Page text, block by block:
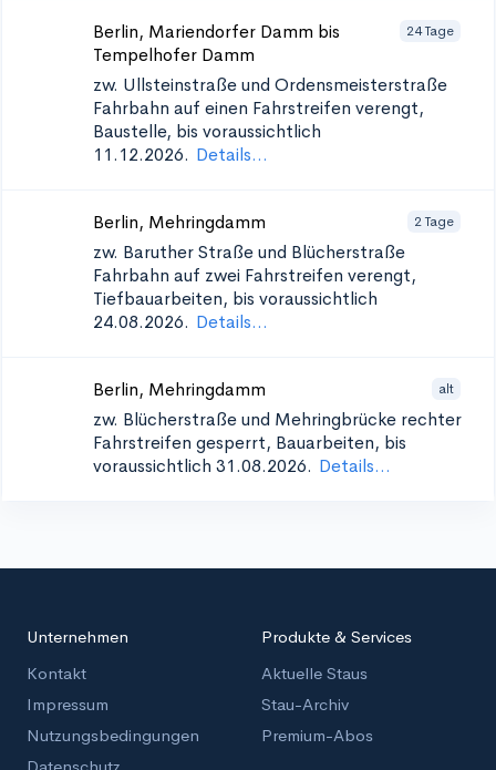
Berlin, Mariendorfer Damm bis
Tempelhofer Damm
24 Tage
zw. Ullsteinstraße und Ordensmeisterstraße
Fahrbahn auf einen Fahrstreifen verengt,
Baustelle, bis voraussichtlich
11.12.2026. Details...
Berlin, Mehringdamm 2 Tage
zw. Baruther Straße und Blücherstraße
Fahrbahn auf zwei Fahrstreifen verengt,
Tiefbauarbeiten, bis voraussichtlich
24.08.2026. Details...
Berlin, Mehringdamm alt
zw. Blücherstraße und Mehringbrücke rechter
Fahrstreifen gesperrt, Bauarbeiten, bis
voraussichtlich 31.08.2026. Details...
Unternehmen
Kontakt
Impressum
Nutzungsbedingungen
Produkte & Services
Aktuelle Staus
Stau-Archiv
Premium-Abos